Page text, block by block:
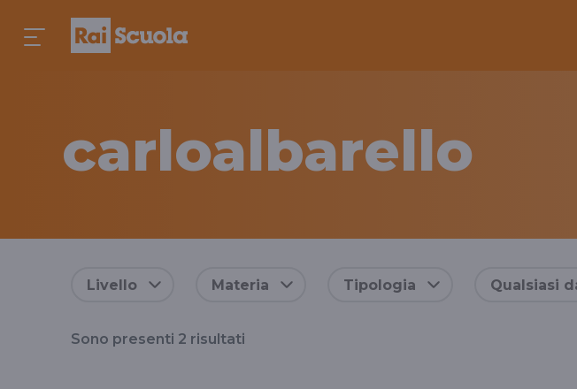
carloalbarello
Livello Materia Tipologia Qualsiasi
Sono presenti 2 risultati